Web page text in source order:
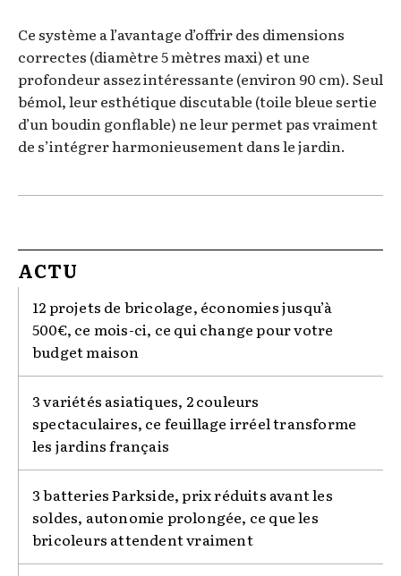
Ce système a l’avantage d’offrir des dimensions
correctes (diamètre 5 mètres maxi) et une
profondeur assez intéressante (environ 90 cm). Seul
bémol, leur esthétique discutable (toile bleue sertie
d’un boudin gonflable) ne leur permet pas vraiment
de s’intégrer harmonieusement dans le jardin.
ACTU
12 projets de bricolage, économies jusqu’à
500€, ce mois-ci, ce qui change pour votre
budget maison
3 variétés asiatiques, 2 couleurs
spectaculaires, ce feuillage irréel transforme
les jardins français
3 batteries Parkside, prix réduits avant les
soldes, autonomie prolongée, ce que les
bricoleurs attendent vraiment